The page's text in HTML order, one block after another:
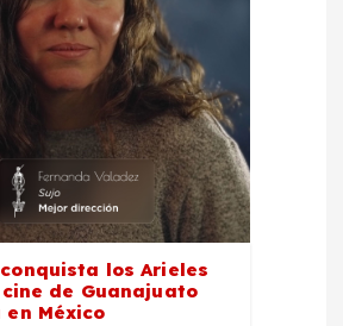
conquista los Arieles
de Guanajuato
México